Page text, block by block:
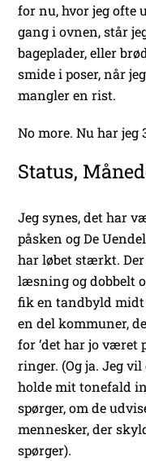
for nu, hvor jeg ofte
gang i ovnen, står
bageplader, eller
smide i poser, når
mangler en rist.
No more. Nu har jeg
Status,
Jeg synes, det har
påsken og De
har løbet stærkt.
læsning og dobbelt
fik en tandbyld midt
en del kommuner,
for ‘det har jo været
ringer. (Og ja. Jeg
holde mit tonefald
spørger, om de
mennesker, der
spørger).